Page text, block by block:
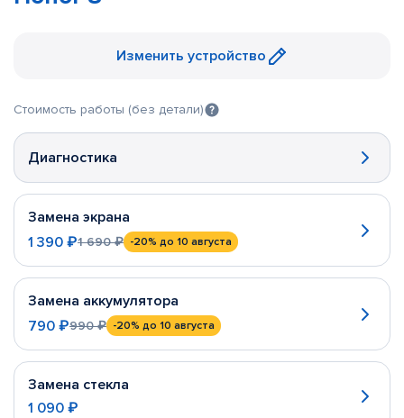
Изменить устройство
Стоимость работы (без детали)
Диагностика
Замена экрана
1 390 ₽1 690 ₽ -20% до 10 августа
Замена аккумулятора
790 ₽990 ₽ -20% до 10 августа
Замена стекла
1 090 ₽